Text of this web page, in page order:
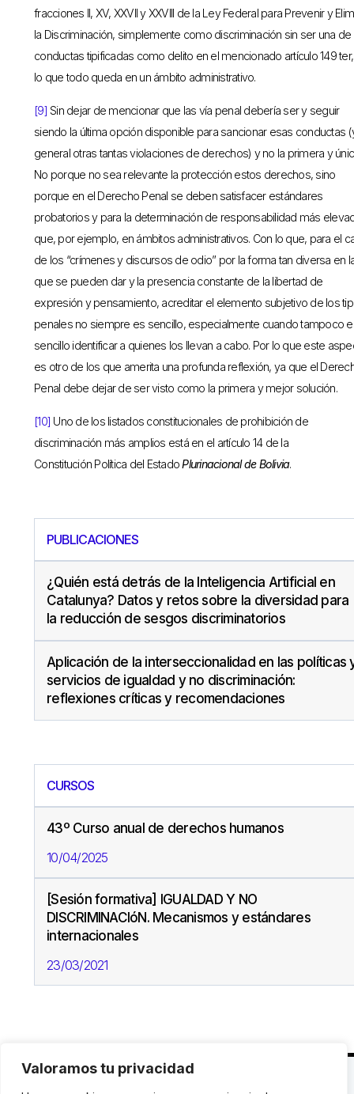
Valoramos tu privacidad
fracciones II, XV, XXVII y XXVIII de la Ley Federal para Prevenir y
la Discriminación, simplemente como discriminación sin ser una de
conductas tipificadas como delito en el mencionado artículo 149
lo que todo queda en un ámbito administrativo.
[9] Sin dejar de mencionar que las vía penal debería ser y seguir
siendo la última opción disponible para sancionar esas conductas
general otras tantas violaciones de derechos) y no la primera y
No porque no sea relevante la protección estos derechos, sino
porque en el Derecho Penal se deben satisfacer estándares
probatorios y para la determinación de responsabilidad más
que, por ejemplo, en ámbitos administrativos. Con lo que, para el
de los “crímenes y discursos de odio” por la forma tan diversa en
que se pueden dar y la presencia constante de la libertad de
expresión y pensamiento, acreditar el elemento subjetivo de los
penales no siempre es sencillo, especialmente cuando tampoco
sencillo identificar a quienes los llevan a cabo. Por lo que este
es otro de los que amerita una profunda reflexión, ya que el
Penal debe dejar de ser visto como la primera y mejor solución.
[10] Uno de los listados constitucionales de prohibición de
discriminación más amplios está en el artículo 14 de la
Constitución Política del EstadoPlurinacional de Bolivia.
PUBLICACIONES
¿Quién está detrás de la Inteligencia Artificial en
Catalunya? Datos y retos sobre la diversidad para
la reducción de sesgos discriminatorios
Aplicación de la interseccionalidad en las políticas
servicios de igualdad y no discriminación:
reflexiones críticas y recomendaciones
CURSOS
43º Curso anual de derechos humanos
10/04/2025
[Sesión formativa] IGUALDAD Y NO
DISCRIMINACIóN. Mecanismos y estándares
internacionales
23/03/2021
C. Avinyó 44, 2n | 08002 Barcelona | T.: +34 93